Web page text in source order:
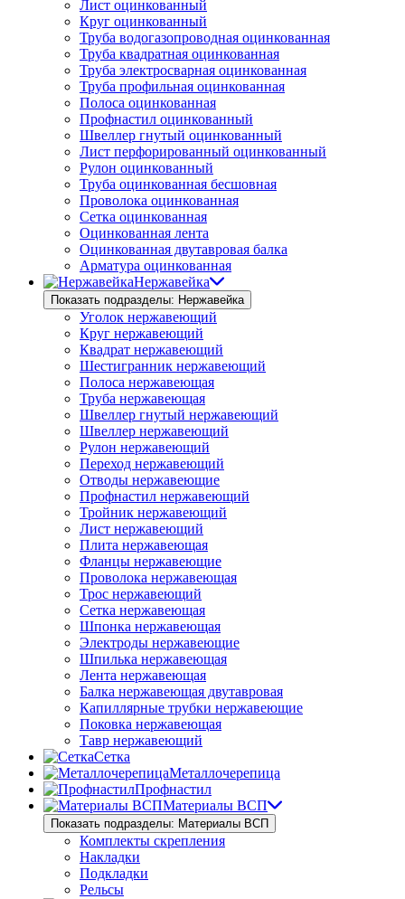
Лист оцинкованный
Круг оцинкованный
Труба водогазопроводная оцинкованная
Труба квадратная оцинкованная
Труба электросварная оцинкованная
Труба профильная оцинкованная
Полоса оцинкованная
Профнастил оцинкованный
Швеллер гнутый оцинкованный
Лист перфорированный оцинкованный
Рулон оцинкованный
Труба оцинкованная бесшовная
Проволока оцинкованная
Сетка оцинкованная
Оцинкованная лента
Оцинкованная двутавровая балка
Арматура оцинкованная
Нержавейка
Показать подразделы: Нержавейка
Уголок нержавеющий
Круг нержавеющий
Квадрат нержавеющий
Шестигранник нержавеющий
Полоса нержавеющая
Труба нержавеющая
Швеллер гнутый нержавеющий
Швеллер нержавеющий
Рулон нержавеющий
Переход нержавеющий
Отводы нержавеющие
Профнастил нержавеющий
Тройник нержавеющий
Лист нержавеющий
Плита нержавеющая
Фланцы нержавеющие
Проволока нержавеющая
Трос нержавеющий
Сетка нержавеющая
Шпонка нержавеющая
Электроды нержавеющие
Шпилька нержавеющая
Лента нержавеющая
Балка нержавеющая двутавровая
Капиллярные трубки нержавеющие
Поковка нержавеющая
Тавр нержавеющий
Сетка
Металлочерепица
Профнастил
Материалы ВСП
Показать подразделы: Материалы ВСП
Комплекты скрепления
Накладки
Подкладки
Рельсы